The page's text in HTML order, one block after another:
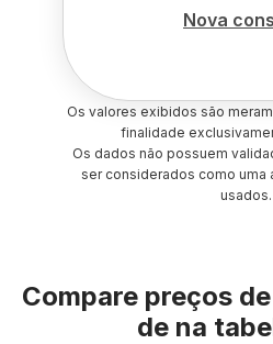
Nova
Os valores exibidos são
finalidade
Os dados não possuem
ser considerados como uma
usados.
Compare preços
de na